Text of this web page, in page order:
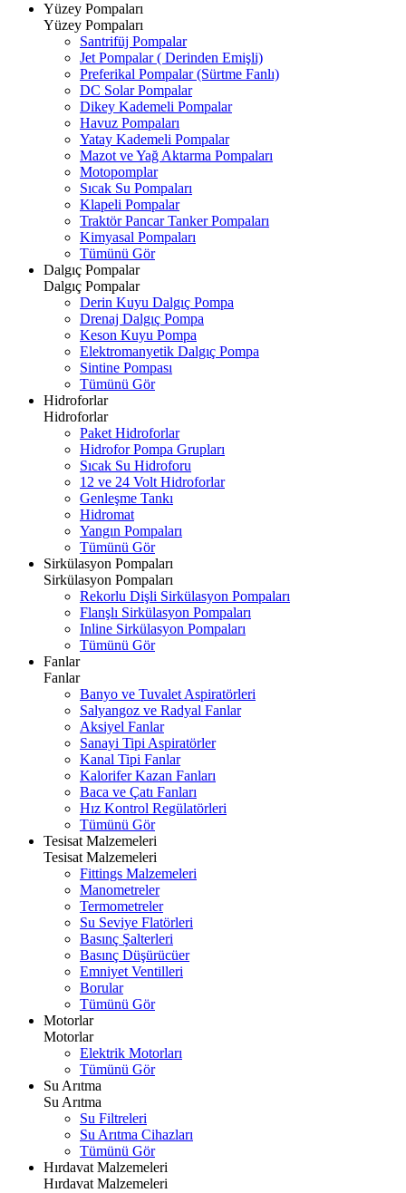
Yüzey Pompaları
Yüzey Pompaları
Santrifüj Pompalar
Jet Pompalar ( Derinden Emişli)
Preferikal Pompalar (Sürtme Fanlı)
DC Solar Pompalar
Dikey Kademeli Pompalar
Havuz Pompaları
Yatay Kademeli Pompalar
Mazot ve Yağ Aktarma Pompaları
Motopomplar
Sıcak Su Pompaları
Klapeli Pompalar
Traktör Pancar Tanker Pompaları
Kimyasal Pompaları
Tümünü Gör
Dalgıç Pompalar
Dalgıç Pompalar
Derin Kuyu Dalgıç Pompa
Drenaj Dalgıç Pompa
Keson Kuyu Pompa
Elektromanyetik Dalgıç Pompa
Sintine Pompası
Tümünü Gör
Hidroforlar
Hidroforlar
Paket Hidroforlar
Hidrofor Pompa Grupları
Sıcak Su Hidroforu
12 ve 24 Volt Hidroforlar
Genleşme Tankı
Hidromat
Yangın Pompaları
Tümünü Gör
Sirkülasyon Pompaları
Sirkülasyon Pompaları
Rekorlu Dişli Sirkülasyon Pompaları
Flanşlı Sirkülasyon Pompaları
Inline Sirkülasyon Pompaları
Tümünü Gör
Fanlar
Fanlar
Banyo ve Tuvalet Aspiratörleri
Salyangoz ve Radyal Fanlar
Aksiyel Fanlar
Sanayi Tipi Aspiratörler
Kanal Tipi Fanlar
Kalorifer Kazan Fanları
Baca ve Çatı Fanları
Hız Kontrol Regülatörleri
Tümünü Gör
Tesisat Malzemeleri
Tesisat Malzemeleri
Fittings Malzemeleri
Manometreler
Termometreler
Su Seviye Flatörleri
Basınç Şalterleri
Basınç Düşürücüer
Emniyet Ventilleri
Borular
Tümünü Gör
Motorlar
Motorlar
Elektrik Motorları
Tümünü Gör
Su Arıtma
Su Arıtma
Su Filtreleri
Su Arıtma Cihazları
Tümünü Gör
Hırdavat Malzemeleri
Hırdavat Malzemeleri